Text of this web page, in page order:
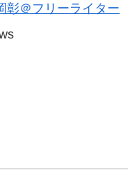
彰＠フリーライター